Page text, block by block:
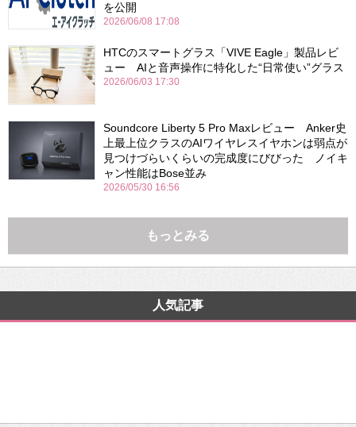
を公開
2026/06/08 17:08
HTCのスマートグラス「VIVE Eagle」製品レビ
ュー AIと音声操作に特化した“日常使い”グラス
2026/06/03 17:30
Soundcore Liberty 5 Pro Maxレビュー Anker史
上最上位クラスのAIワイヤレスイヤホンは弱点が
見つけづらいくらいの完成度にびびった ノイキ
ャン性能はBose並み
2026/05/30 16:56
もっとみる
人気記事